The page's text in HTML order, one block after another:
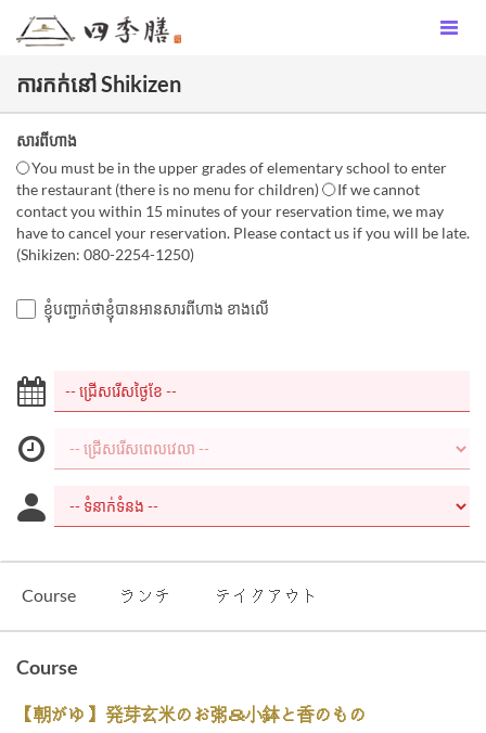
ការកក់នៅ Shikizen
សារពីហាង
〇You must be in the upper grades of elementary school to enter
the restaurant (there is no menu for children) 〇If we cannot
contact you within 15 minutes of your reservation time, we may
have to cancel your reservation. Please contact us if you will be late.
(Shikizen: 080-2254-1250)
ខ្ញុំបញ្ជាក់ថាខ្ញុំបានអានសារពីហាង ខាងលើ
Course ランチ テイクアウト
Course
【朝がゆ】 発芽玄米のお粥＆小鉢と香のもの